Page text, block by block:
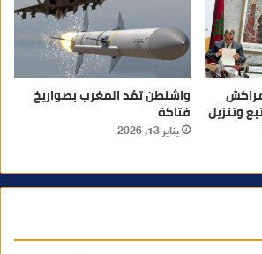
وتنزيل
واشنطن تمُد المغرب بصواريخ
فتاكة
يناير 13, 2026